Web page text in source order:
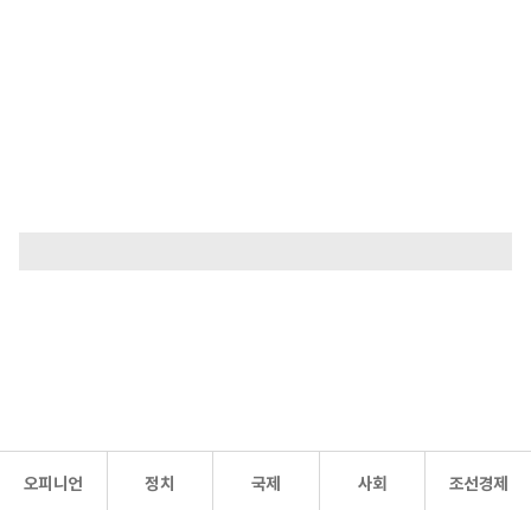
오피니언 정치 국제 사회 조선경제